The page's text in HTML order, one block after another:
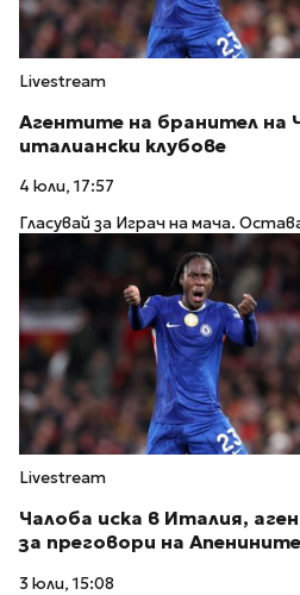
Livestream
Агентите на бранител на
италиански клубове
4 юли, 17:57
Гласувай за Играч на мача.
Livestream
Чалоба иска в Италия,
за преговори на Апенините
3 юли, 15:08